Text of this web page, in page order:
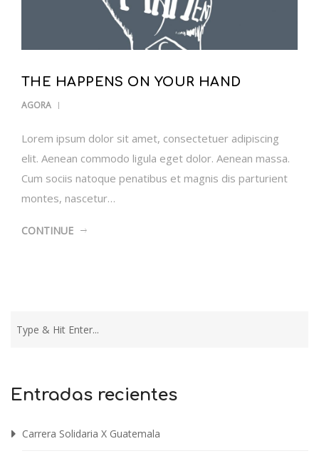
THE HAPPENS ON YOUR HAND
AGORA
Lorem ipsum dolor sit amet, consectetuer adipiscing
elit. Aenean commodo ligula eget dolor. Aenean massa.
Cum sociis natoque penatibus et magnis dis parturient
montes, nascetur…
CONTINUE
Entradas recientes
Carrera Solidaria X Guatemala